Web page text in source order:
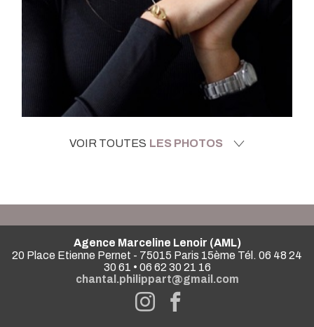
VOIR TOUTES LES PHOTOS
Agence Marceline Lenoir (AML)
20 Place Etienne Pernet - 75015 Paris 15ème Tél. 06 48 24
30 61 • 06 62 30 21 16
chantal.philippart@gmail.com